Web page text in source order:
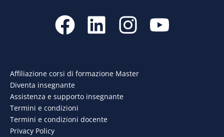
F
a
e
b
o
L
i
k
e
d
I
n
t
Y
o
Affiliazione corsi di formazione Master
Diventa insegnante
Assistenza e supporto insegnante
Termini e condizioni
Termini e condizioni docente
Privacy Policy